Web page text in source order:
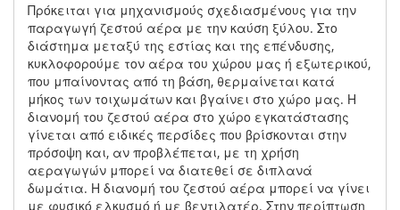
Πρόκειται για μηχανισμούς σχεδιασμένους για την
παραγωγή ζεστού αέρα με την καύση ξύλου. Στο
διάστημα μεταξύ της εστίας και της επένδυσης,
κυκλοφορούμε τον αέρα του χώρου μας ή εξωτερικού,
που μπαίνοντας από τη βάση, θερμαίνεται κατά
μήκος των τοιχωμάτων και βγαίνει στο χώρο μας. Η
διανομή του ζεστού αέρα στο χώρο εγκατάστασης
γίνεται από ειδικές περσίδες που βρίσκονται στην
πρόσοψη και, αν προβλέπεται, με τη χρήση
αεραγωγών μπορεί να διατεθεί σε διπλανά
δωμάτια. Η διανομή του ζεστού αέρα μπορεί να γίνει
με φυσικό ελκυσμό ή με βεντιλατέρ. Στην περίπτωση